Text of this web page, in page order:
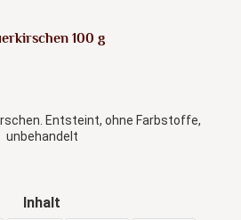
von 4.64 von 5 Sternen
100 g
Entsteint, ohne Farbstoffe,
unbehandelt
Inhalt